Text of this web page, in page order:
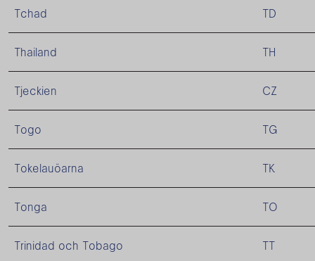
Tchad TD
Thailand TH
Tjeckien CZ
Togo TG
Tokelauöarna TK
Tonga TO
Trinidad och Tobago TT